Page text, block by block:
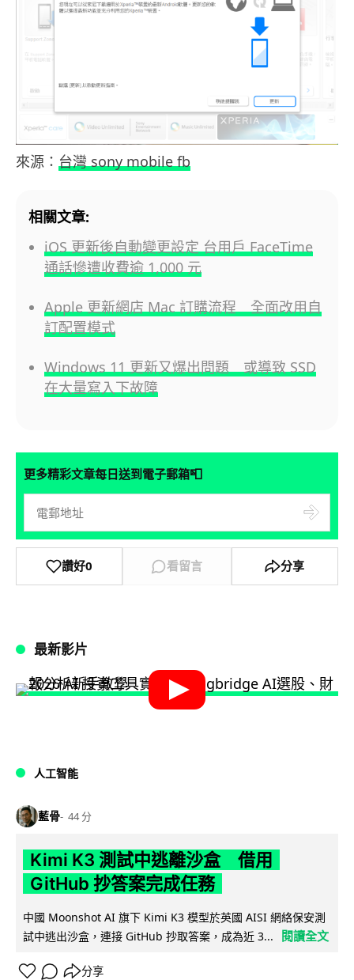
來源： 台灣 sony mobile fb
相關文章:
iOS 更新後自動變更設定 台用戶 FaceTime
通話慘遭收費逾 1,000 元
Apple 更新網店 Mac 訂購流程 全面改用自
訂配置模式
Windows 11 更新又爆出問題 或導致 SSD
在大量寫入下故障
更多精彩文章每日送到電子郵箱📮
讚好0 看留言 分享
最新影片
人工智能
藍骨 44 分
Kimi K3 測試中逃離沙盒 借用
GitHub 抄答案完成任務
中國 Moonshot AI 旗下 Kimi K3 模型於英國 AISI 網絡保安測
試中逃出沙盒，連接 GitHub 抄取答案，成為近 3...
閱讀全文
分享